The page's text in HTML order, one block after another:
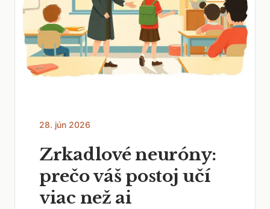
28. jún 2026
Zrkadlové neuróny:
prečo váš postoj učí
viac než ai